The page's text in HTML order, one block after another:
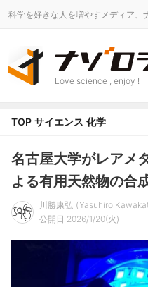
科学を好きな人を増やすメディア、
Love science , enjoy !
TOP サイエンス 化学
名古屋大学がレアメ
よる有用天然物の合
川勝康弘
Yasuhiro
公開日 2026/1/20(火)